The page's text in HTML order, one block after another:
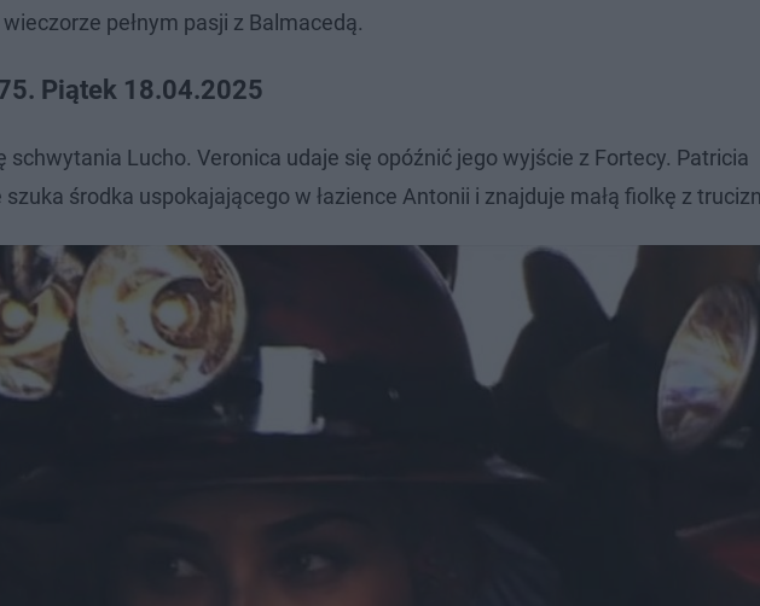
pełnym pasji z Balmacedą.
Piątek 18.04.2025
schwytania Lucho. Veronica udaje się opóźnić jego wyjście z Fortecy. Patricia
środka uspokajającego w łazience Antonii i znajduje małą fiolkę z